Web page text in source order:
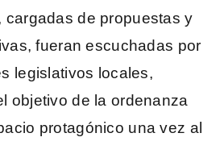
cargadas de propuestas y
fueran escuchadas por
legislativos locales,
objetivo de la ordenanza
protagónico una vez al